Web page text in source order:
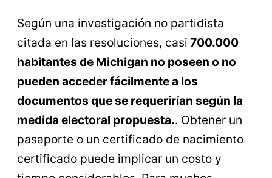
Según una investigación no partidista
citada en las resoluciones, casi 700.000
habitantes de Michigan no poseen o no
pueden acceder fácilmente a los
documentos que se requerirían según la
medida electoral propuesta.. Obtener un
pasaporte o un certificado de nacimiento
certificado puede implicar un costo y